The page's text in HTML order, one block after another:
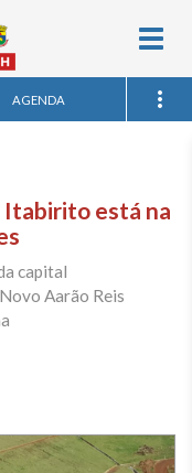
AGENDA
Itabirito está na
capital
Aarão Reis